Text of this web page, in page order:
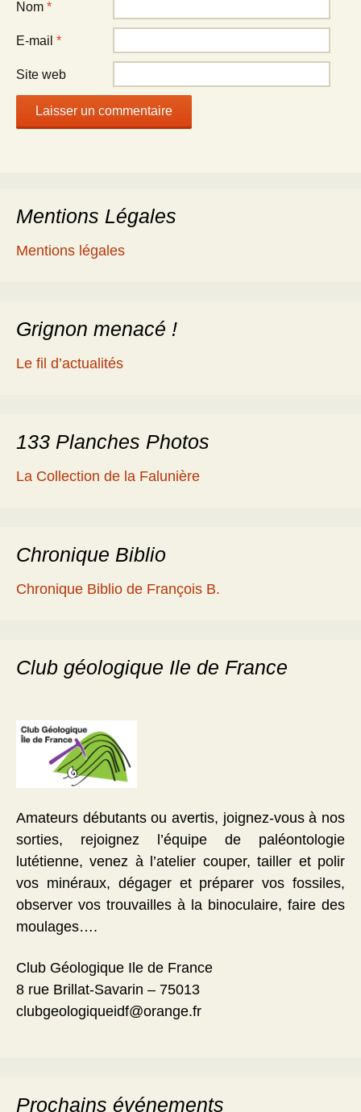
Nom *
E-mail *
Site web
Mentions Légales
Mentions légales
Grignon menacé !
Le fil d’actualités
133 Planches Photos
La Collection de la Falunière
Chronique Biblio
Chronique Biblio de François B.
Club géologique Ile de France
Amateurs débutants ou avertis, joignez-vous à nos
sorties, rejoignez l’équipe de paléontologie
lutétienne, venez à l’atelier couper, tailler et polir
vos minéraux, dégager et préparer vos fossiles,
observer vos trouvailles à la binoculaire, faire des
moulages….
Club Géologique Ile de France
8 rue Brillat-Savarin – 75013
clubgeologiqueidf@orange.fr
Prochains événements